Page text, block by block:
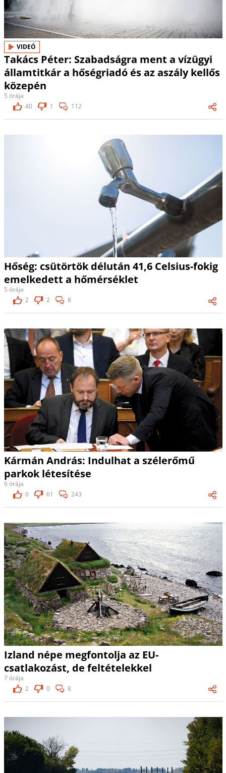
VIDEÓ
Takács Péter: Szabadságra ment a vízügyi
államtitkár a hőségriadó és az aszály kellős
közepén
5 órája
40
1 112
Hőség: csütörtök délután 41,6 Celsius-fokig
emelkedett a hőmérséklet
5 órája
2
2 8
Kármán András: Indulhat a szélerőmű
parkok létesítése
6 órája
0
61 243
Izland népe megfontolja az EU-
csatlakozást, de feltételekkel
7 órája
2
0 8